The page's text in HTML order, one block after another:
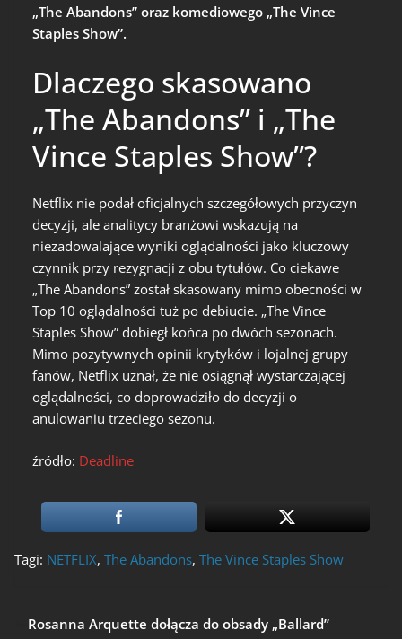
„The Abandons” oraz komediowego „The Vince
Staples Show”.
Dlaczego skasowano
„The Abandons” i „The
Vince Staples Show”?
Netflix nie podał oficjalnych szczegółowych przyczyn
decyzji, ale analitycy branżowi wskazują na
niezadowalające wyniki oglądalności jako kluczowy
czynnik przy rezygnacji z obu tytułów. Co ciekawe
„The Abandons” został skasowany mimo obecności w
Top 10 oglądalności tuż po debiucie. „The Vince
Staples Show” dobiegł końca po dwóch sezonach.
Mimo pozytywnych opinii krytyków i lojalnej grupy
fanów, Netflix uznał, że nie osiągnął wystarczającej
oglądalności, co doprowadziło do decyzji o
anulowaniu trzeciego sezonu.
źródło: Deadline
Tagi: NETFLIX, The Abandons, The Vince Staples Show
Rosanna Arquette dołącza do obsady „Ballard”